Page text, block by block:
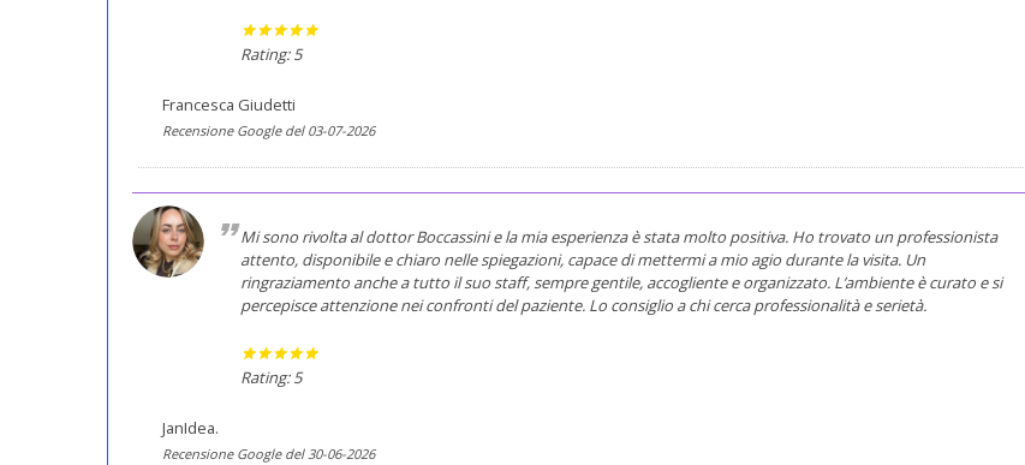
Rating: 5
Francesca Giudetti
Recensione Google del 03-07-2026
Mi sono rivolta al dottor Boccassini e la mia esperienza è stata molto positiva. Ho trovato un professionista
attento, disponibile e chiaro nelle spiegazioni, capace di mettermi a mio agio durante la visita. Un
ringraziamento anche a tutto il suo staff, sempre gentile, accogliente e organizzato. L’ambiente è curato e si
percepisce attenzione nei confronti del paziente. Lo consiglio a chi cerca professionalità e serietà.
Rating: 5
JanIdea.
Recensione Google del 30-06-2026